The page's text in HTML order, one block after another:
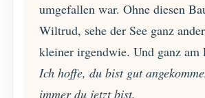
umgefallen war. Ohne diesen
Wiltrud, sehe der See ganz
kleiner irgendwie. Und ganz am
Ich hoffe, du bist gut
immer du jetzt bist.